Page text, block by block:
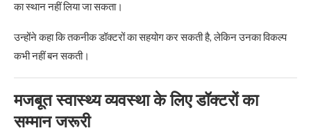
का स्थान नहीं लिया जा सकता।
उन्होंने कहा कि तकनीक डॉक्टरों का सहयोग कर सकती है, लेकिन उनका विकल्प
कभी नहीं बन सकती।
मजबूत स्वास्थ्य व्यवस्था के लिए डॉक्टरों का
सम्मान जरूरी